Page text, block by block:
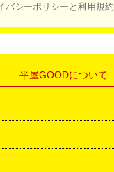
バシーポリシー と 利用規約
平屋GOODについて